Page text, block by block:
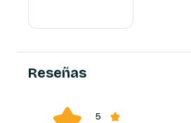
Reseñas
5